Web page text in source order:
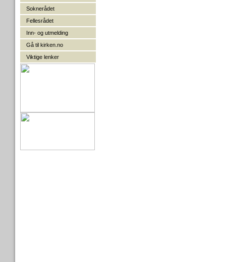
Soknerådet
Fellesrådet
Inn- og utmelding
Gå til kirken.no
Viktige lenker